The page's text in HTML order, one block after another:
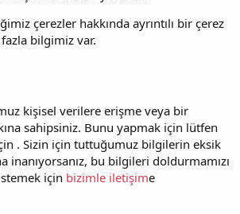
çerezler hakkında ayrıntılı bir çerez
bilgimiz var.
kişisel verilere erişme veya bir
sahipsiniz. Bunu yapmak için lütfen
. Sizin için tuttuğumuz bilgilerin eksik
inanıyorsanız, bu bilgileri doldurmamızı
için bizimle iletişime